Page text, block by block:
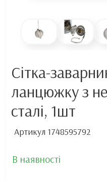
Сітка-
ланцюжку з
сталі, 1шт
Артикул 1748595792
В наявності